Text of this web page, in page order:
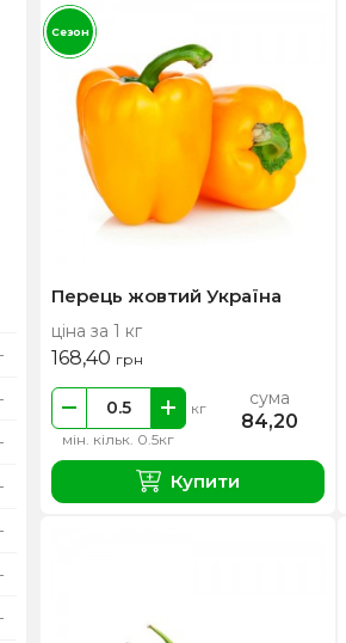
Перець жовтий Україна
ціна за 1 кг
168,40 грн
мін. кільк. 0.5кг
кг сума
84,20
Купити
Сезон